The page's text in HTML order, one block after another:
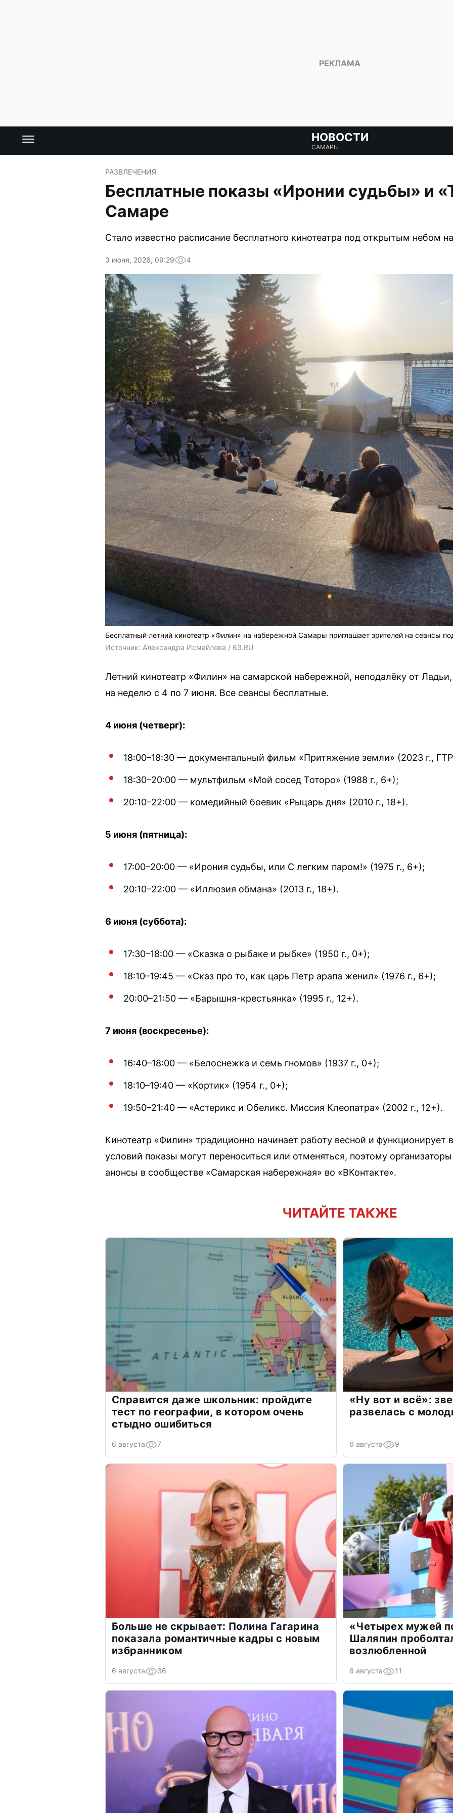
НОВОСТИ
САМАРЫ
РАЗВЛЕЧЕНИЯ
Бесплатные показы «Иронии судьбы» и
Самаре
Стало известно расписание бесплатного кинотеатра под открытым небом
3 июня, 2026, 09:29 4
Бесплатный летний кинотеатр «Филин» на набережной Самары приглашает зрителей на сеансы
Источник: Александра Исмайлова / 63.RU
Летний кинотеатр «Филин» на самарской набережной, неподалёку от
на неделю с 4 по 7 июня. Все сеансы бесплатные.
4 июня (четверг):
18:00–18:30 — документальный фильм «Притяжение земли» (2023 г.,
18:30–20:00 — мультфильм «Мой сосед Тоторо» (1988 г., 6+);
20:10–22:00 — комедийный боевик «Рыцарь дня» (2010 г., 18+).
5 июня (пятница):
17:00–20:00 — «Ирония судьбы, или С легким паром!» (1975 г., 6+);
20:10–22:00 — «Иллюзия обмана» (2013 г., 18+).
6 июня (суббота):
17:30–18:00 — «Сказка о рыбаке и рыбке» (1950 г., 0+);
18:10–19:45 — «Сказ про то, как царь Петр арапа женил» (1976 г., 6+);
20:00–21:50 — «Барышня-крестьянка» (1995 г., 12+).
7 июня (воскресенье):
16:40–18:00 — «Белоснежка и семь гномов» (1937 г., 0+);
18:10–19:40 — «Кортик» (1954 г., 0+);
19:50–21:40 — «Астерикс и Обеликс. Миссия Клеопатра» (2002 г., 12+).
Кинотеатр «Филин» традиционно начинает работу весной и функционирует
условий показы могут переноситься или отменяться, поэтому
анонсы в сообществе «Самарская набережная» во «ВКонтакте».
ЧИТАЙТЕ ТАКЖЕ
Справится даже школьник: пройдите
тест по географии, в котором очень
стыдно ошибиться
6 августа 7
«Ну вот и всё»:
развелась с
6 августа 9
Больше не скрывает: Полина Гагарина
показала романтичные кадры с новым
избранником
6 августа 36
«Четырех мужей
Шаляпин
возлюбленной
6 августа 11